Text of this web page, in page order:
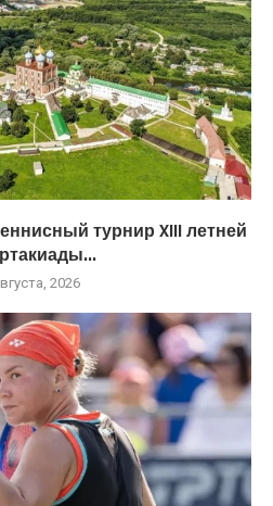
турнир XIII летней
2026